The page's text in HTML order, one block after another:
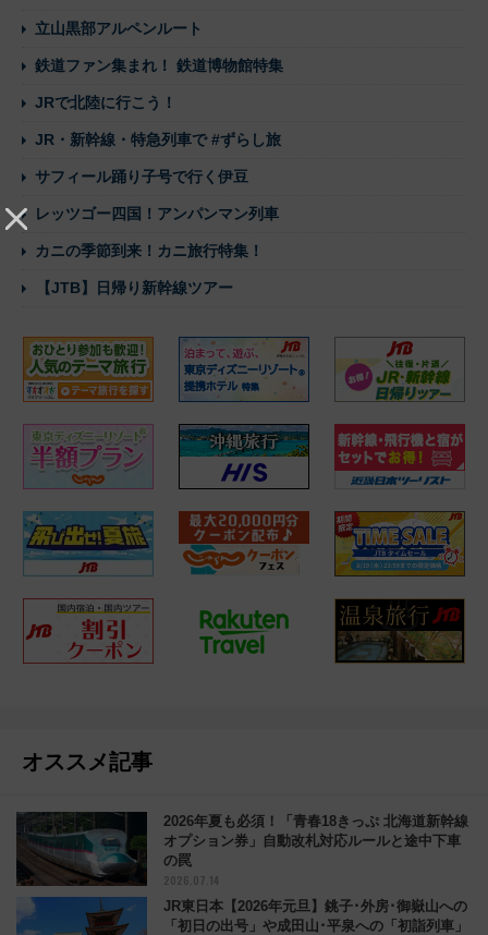
立山黒部アルペンルート
鉄道ファン集まれ！ 鉄道博物館特集
JRで北陸に行こう！
JR・新幹線・特急列車で #ずらし旅
サフィール踊り子号で行く伊豆
レッツゴー四国！アンパンマン列車
カニの季節到来！カニ旅行特集！
【JTB】日帰り新幹線ツアー
オススメ記事
2026年夏も必須！「青春18きっぷ 北海道新幹線
オプション券」自動改札対応ルールと途中下車
の罠
2026.07.14
JR東日本【2026年元旦】銚子･外房･御嶽山への
「初日の出号」や成田山･平泉への「初詣列車」